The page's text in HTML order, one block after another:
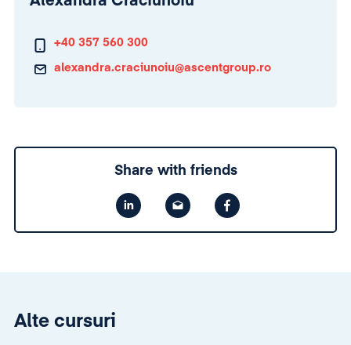
+40 357 560 300
alexandra.craciunoiu@ascentgroup.ro
Share with friends
Alte cursuri